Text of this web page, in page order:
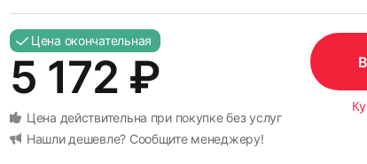
Цена окончательная
5 172 ₽
Цена действительна при покупке без услуг
Нашли дешевле? Сообщите менеджеру!